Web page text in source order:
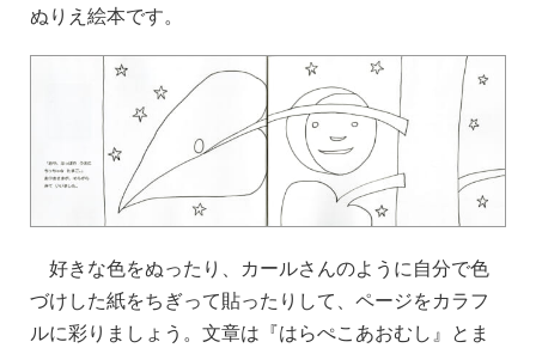
ぬりえ絵本です。
好きな色をぬったり、カールさんのように自分で色
づけした紙をちぎって貼ったりして、ページをカラフ
ルに彩りましょう。文章は『はらぺこあおむし』とま